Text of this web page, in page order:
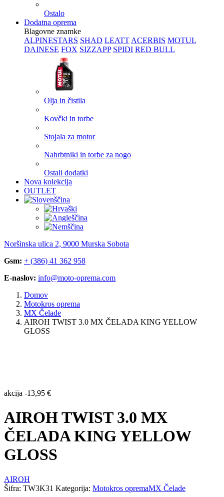
Ostalo
Dodatna oprema
Blagovne znamke
ALPINESTARS SHAD LEATT ACERBIS MOTUL
DAINESE FOX SIZZAPP SPIDI RED BULL
Olja in čistila
Kovčki in torbe
Stojala za motor
Nahrbtniki in torbe za nogo
Ostali dodatki
Nova kolekcija
OUTLET
Noršinska ulica 2, 9000 Murska Sobota
Gsm: + (386) 41 362 958
E-naslov: info@moto-oprema.com
Domov
Motokros oprema
MX Čelade
AIROH TWIST 3.0 MX ČELADA KING YELLOW
GLOSS
akcija -13,95 €
AIROH TWIST 3.0 MX
ČELADA KING YELLOW
GLOSS
AIROH
Šifra: TW3K31 Kategorija: Motokros opremaMX Čelade